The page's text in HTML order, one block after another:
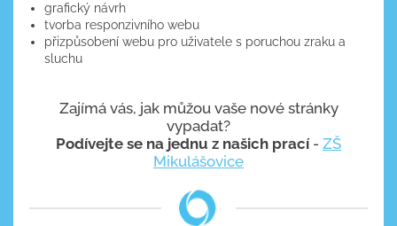
grafický návrh
tvorba responzivního webu
přizpůsobení webu pro uživatele s poruchou zraku a
sluchu
Zajímá vás, jak můžou vaše nové stránky
vypadat?
Podívejte se na jednu z našich prací - ZŠ
Mikulášovice